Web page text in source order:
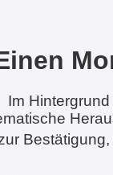
Im
Bestätigung,